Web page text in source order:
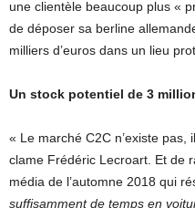
une clientèle beaucoup plus «
de déposer sa berline
milliers d’euros dans un lieu
Un stock potentiel de 3
« Le marché C2C n’existe pas,
clame Frédéric Lecroart. Et de
média de l’automne 2018 qui
suffisamment de temps en